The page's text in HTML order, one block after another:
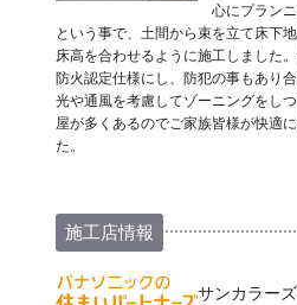
心にプラン
という事で、土間から束を立て床下
床高を合わせるように施工しました
防火認定仕様にし、防犯の事もあり
光や通風を考慮してゾーニングをし
屋が多くあるのでご家族皆様が快適
た。
施工店情報
サンカラー